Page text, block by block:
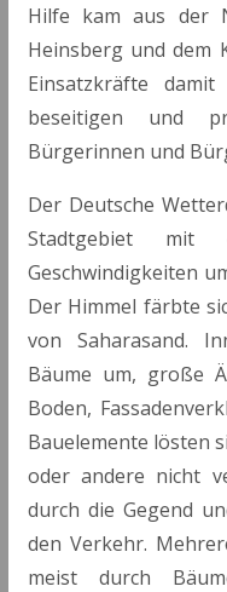
Hilfe kam aus der
Heinsberg und dem
Einsatzkräfte
beseitigen und
Bürgerinnen und
Der Deutsche
Stadtgebiet mit
Geschwindigkeiten
Der Himmel färbte
von Saharasand.
Bäume um, große
Boden,
Bauelemente lösten
oder andere nicht
durch die Gegend
den Verkehr.
meist durch